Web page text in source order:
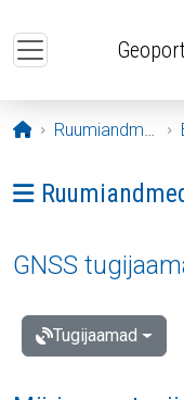
Avaleht
Ruumiandmed
Ava menüü:
GNSS
Tugijaamad